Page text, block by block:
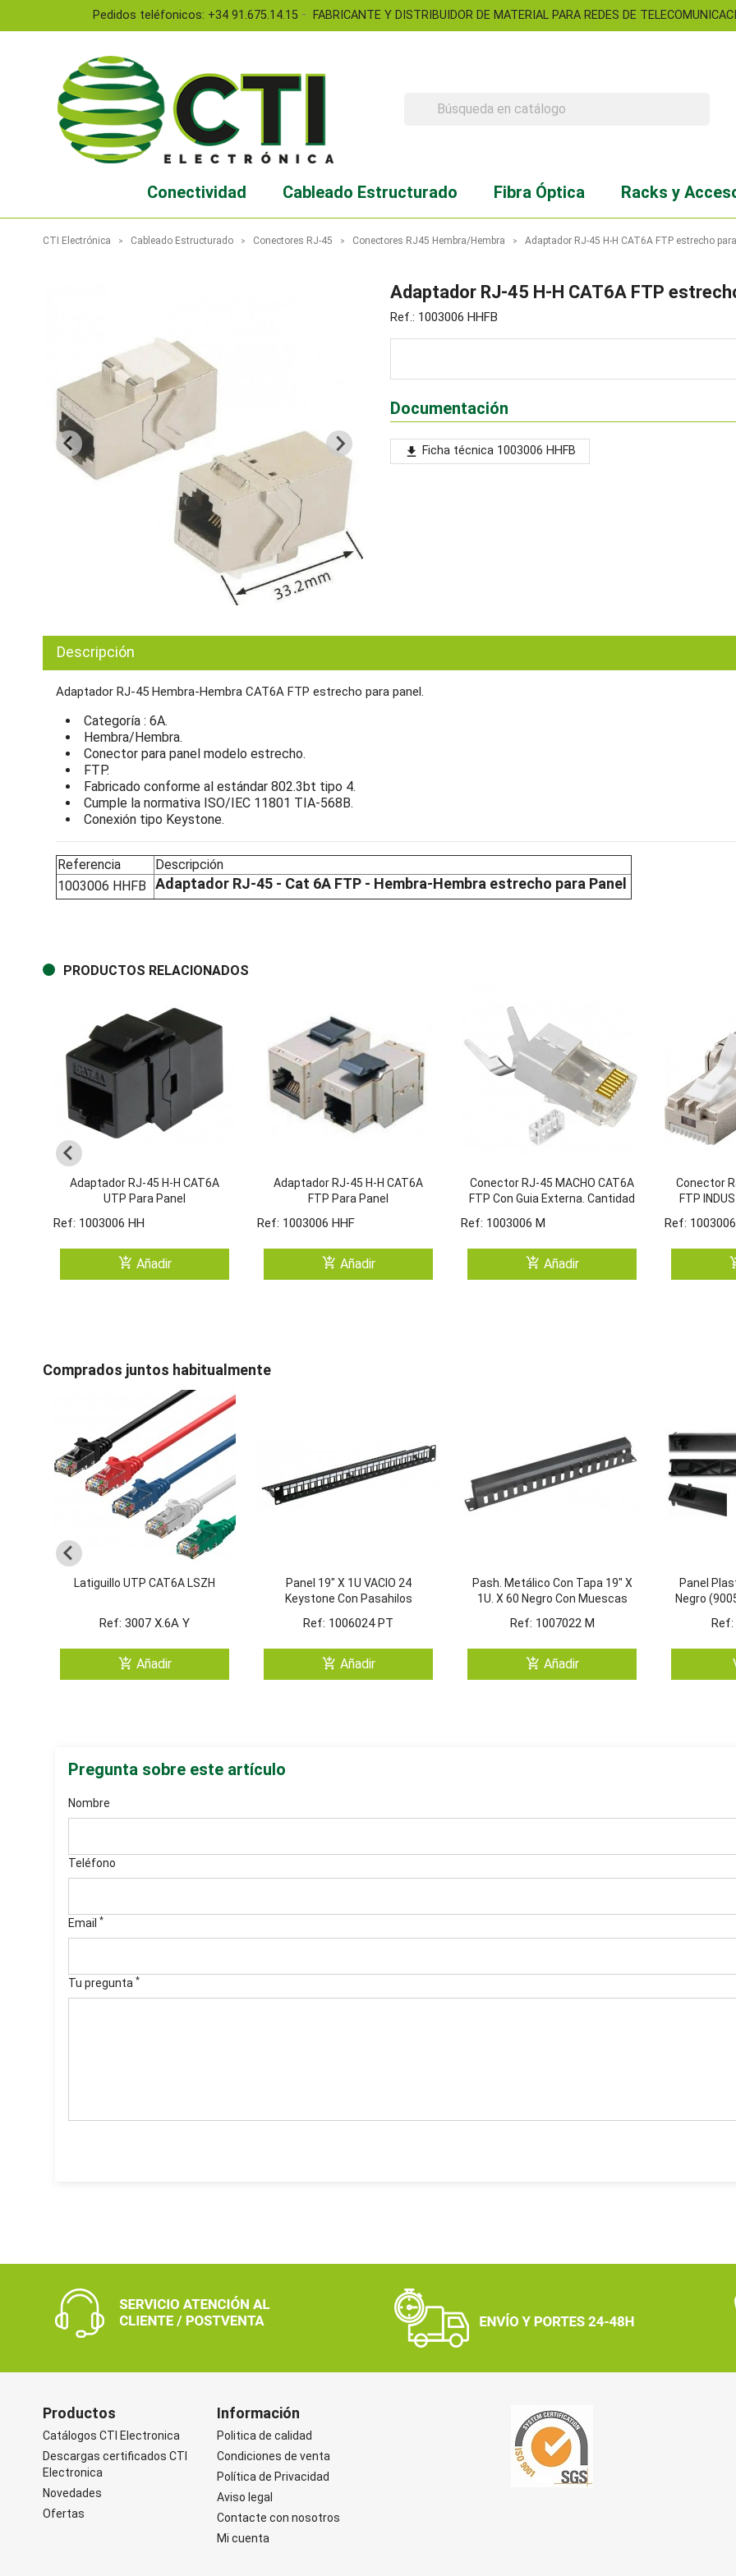
Pedidos teléfonicos: +34 91.675.14.15- FABRICANTE Y DISTRIBUIDOR DE MATERIAL PARA REDES DE
Conectividad Cableado Estructurado Fibra Óptica Racks y
CTI Electrónica Cableado Estructurado Conectores RJ-45 Conectores RJ45 Hembra/Hembra Adaptador RJ-45 H-H CAT6A FTP estrecho
Adaptador RJ-45 H-H CAT6A FTP
Ref.: 1003006 HHFB
Documentación
file_download Ficha técnica 1003006 HHFB
Descripción
Adaptador RJ-45 Hembra-Hembra CAT6A FTP estrecho para panel.
Categoría : 6A.
Hembra/Hembra.
Conector para panel modelo estrecho.
FTP.
Fabricado conforme al estándar 802.3bt tipo 4.
Cumple la normativa ISO/IEC 11801 TIA-568B.
Conexión tipo Keystone.
Referencia
Descripción
1003006 HHFB
Adaptador RJ-45 - Cat 6A FTP - Hembra-Hembra estrecho para Panel
PRODUCTOS RELACIONADOS
Adaptador RJ-45 H-H CAT6A
UTP Para Panel
Ref: 1003006 HH
add_shopping_cart Añadir
Adaptador RJ-45 H-H CAT6A
FTP Para Panel
Ref: 1003006 HHF
add_shopping_cart Añadir
Conector RJ-45 MACHO CAT6A
FTP Con Guia Externa. Cantidad
Ref: 1003006 M
add_shopping_cart Añadir
Conector
FTP
Ref:
Comprados juntos habitualmente
Latiguillo UTP CAT6A LSZH
Ref: 3007 X.6A Y
add_shopping_cart Añadir
Panel 19" X 1U VACIO 24
Keystone Con Pasahilos
Ref: 1006024 PT
add_shopping_cart Añadir
Pash. Metálico Con Tapa 19" X
1U. X 60 Negro Con Muescas
Ref: 1007022 M
add_shopping_cart Añadir
Panel
Negro
Ref:
Pregunta sobre este artículo
Nombre
Teléfono
Email *
Tu pregunta *
Productos
Catálogos CTI Electronica
Descargas certificados CTI
Electronica
Novedades
Ofertas
Información
Politica de calidad
Condiciones de venta
Política de Privacidad
Aviso legal
Contacte con nosotros
Mi cuenta